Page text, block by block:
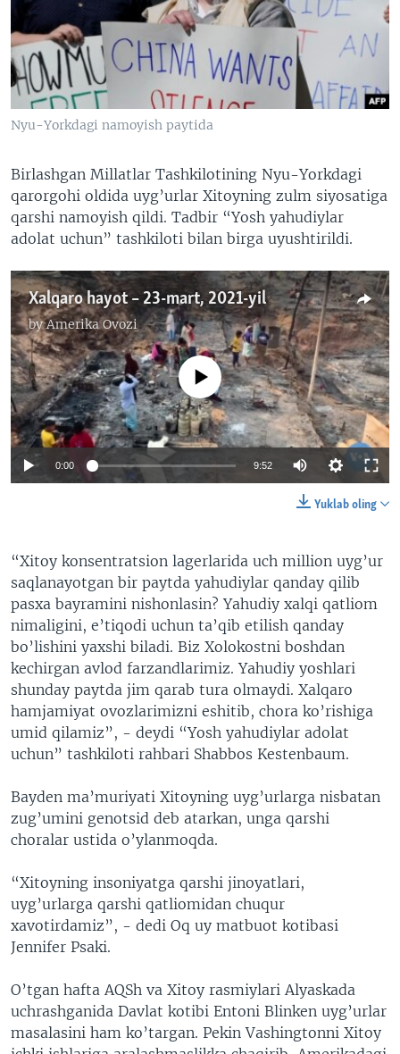
VIDEO
XABARLAR SURATLARDA
ODNOKLASSNIKI
TELEGRAM
TWITTER
SOUNDCLOUD
VOA
Nyu-Yorkdagi namoyish paytida
Birlashgan Millatlar Tashkilotining Nyu-Yorkdagi
qarorgohi oldida uyg’urlar Xitoyning zulm siyosatiga
qarshi namoyish qildi. Tadbir “Yosh yahudiylar
adolat uchun” tashkiloti bilan birga uyushtirildi.
Xalqaro hayot – 23-mart, 2021-yil
byAmerika Ovozi
No media source currently available
0:00 9:52
Yuklab oling
“Xitoy konsentratsion lagerlarida uch million uyg’ur
saqlanayotgan bir paytda yahudiylar qanday qilib
pasxa bayramini nishonlasin? Yahudiy xalqi qatliom
nimaligini, e’tiqodi uchun ta’qib etilish qanday
bo’lishini yaxshi biladi. Biz Xolokostni boshdan
kechirgan avlod farzandlarimiz. Yahudiy yoshlari
shunday paytda jim qarab tura olmaydi. Xalqaro
hamjamiyat ovozlarimizni eshitib, chora ko’rishiga
umid qilamiz”, - deydi “Yosh yahudiylar adolat
uchun” tashkiloti rahbari Shabbos Kestenbaum.
Bayden ma’muriyati Xitoyning uyg’urlarga nisbatan
zug’umini genotsid deb atarkan, unga qarshi
choralar ustida o’ylanmoqda.
“Xitoyning insoniyatga qarshi jinoyatlari,
uyg’urlarga qarshi qatliomidan chuqur
xavotirdamiz”, - dedi Oq uy matbuot kotibasi
Jennifer Psaki.
O’tgan hafta AQSh va Xitoy rasmiylari Alyaskada
uchrashganida Davlat kotibi Entoni Blinken uyg’urlar
masalasini ham ko’targan. Pekin Vashingtonni Xitoy